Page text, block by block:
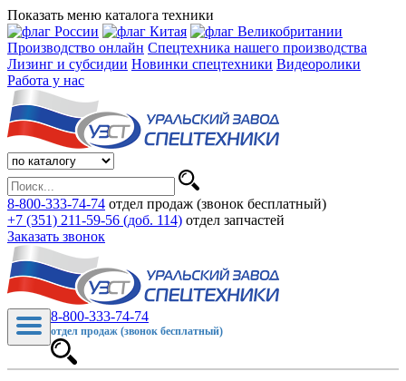
Показать меню каталога техники
Производство онлайн Спецтехника нашего производства
Лизинг и субсидии Новинки спецтехники Видеоролики
Работа у нас
8-800-333-74-74 отдел продаж (звонок бесплатный)
+7 (351) 211-59-56 (доб. 114) отдел запчастей
Заказать звонок
8-800-333-74-74
отдел продаж (звонок бесплатный)